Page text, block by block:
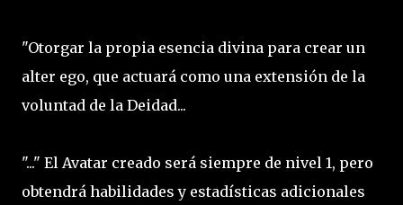
"Otorgar la propia esencia divina para crear un
alter ego, que actuará como una extensión de la
voluntad de la Deidad...
"..." El Avatar creado será siempre de nivel 1, pero
obtendrá habilidades y estadísticas adicionales